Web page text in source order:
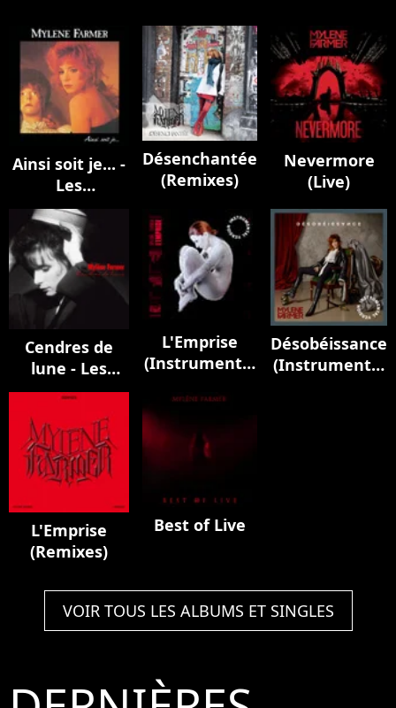
Ainsi soit je... -
Les
instrumentaux
Désenchantée
(Remixes)
Nevermore
(Live)
Cendres de
lune - Les
instrumentaux
L'Emprise
(Instrumental
Désobéissance
(Instrumental
L'Emprise
(Remixes)
Best of Live
VOIR TOUS LES ALBUMS ET SINGLES